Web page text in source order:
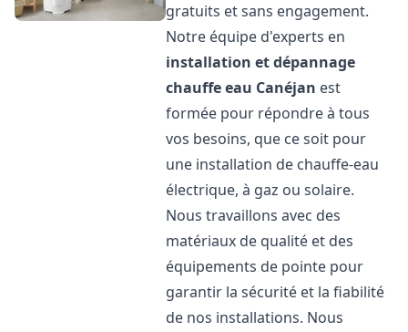
gratuits et sans engagement.
Notre équipe d'experts en
installation et dépannage
chauffe eau Canéjan est
formée pour répondre à tous
vos besoins, que ce soit pour
une installation de chauffe-eau
électrique, à gaz ou solaire.
Nous travaillons avec des
matériaux de qualité et des
équipements de pointe pour
garantir la sécurité et la fiabilité
de nos installations. Nous